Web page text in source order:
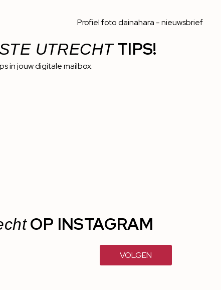
UTRECHTTIPS!
in jouw digitale mailbox.
OP INSTAGRAM
VOLGEN